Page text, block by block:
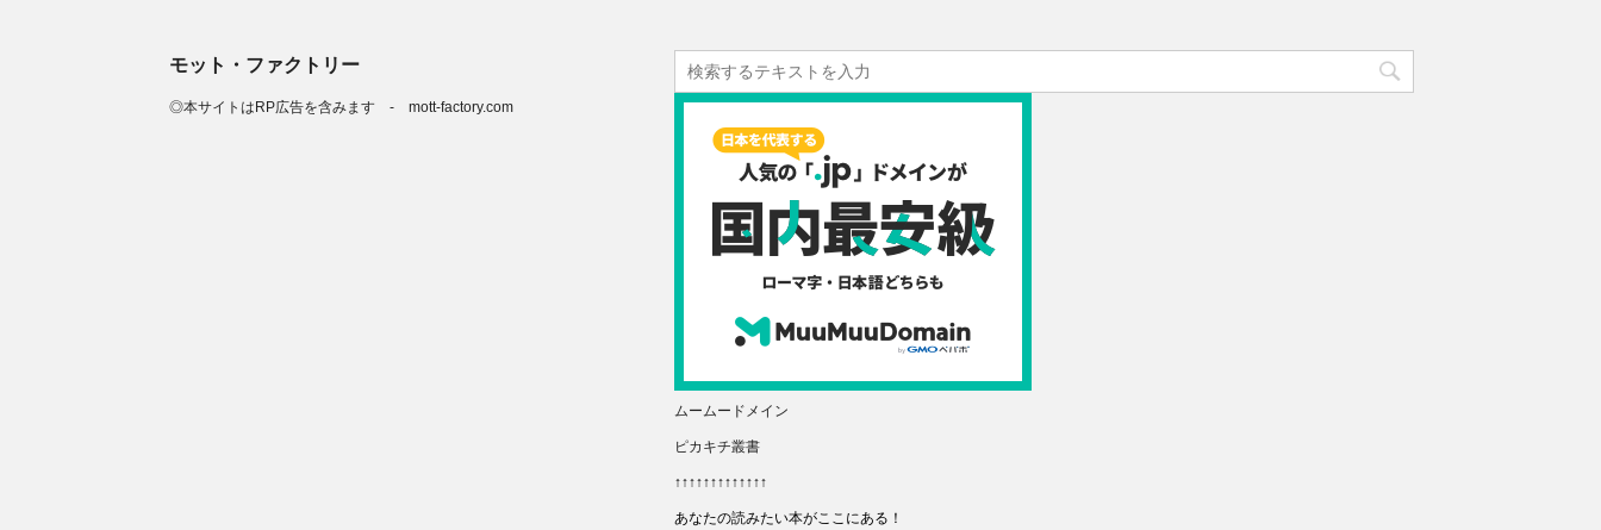
ムームードメイン
ピカキチ叢書
↑↑↑↑↑↑↑↑↑↑↑↑↑
あなたの読みたい本がここにある！
モット・ファクトリー
◎本サイトはRP広告を含みます - mott-factory.com